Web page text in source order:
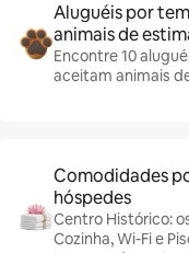
Aluguéis por
animais de
Encontre 10
aceitam animais
Comodidades
hóspedes
Centro Histórico:
Cozinha, Wi-Fi e